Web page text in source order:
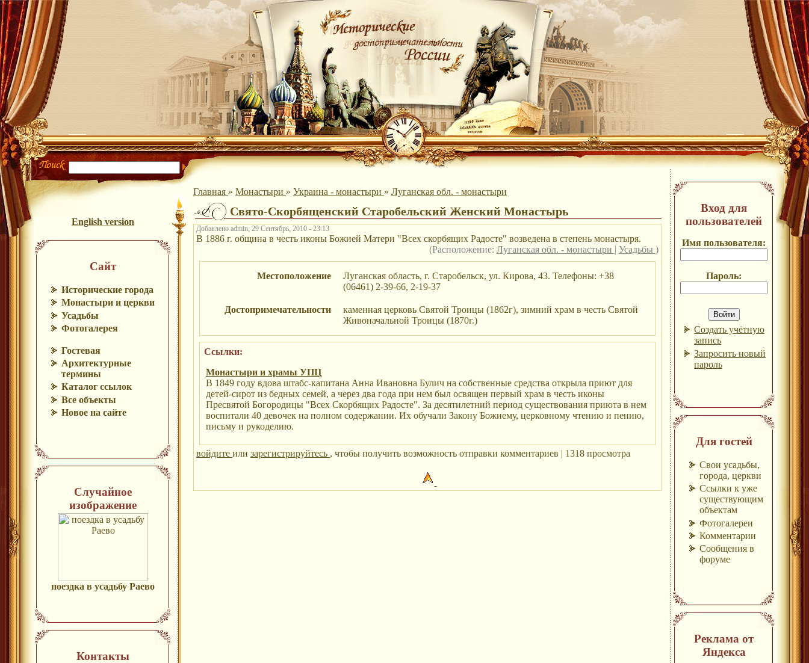
English version
Сайт
Исторические города
Монастыри и церкви
Усадьбы
Фотогалерея
Гостевая
Архитектурные
термины
Каталог ссылок
Все объекты
Новое на сайте
Случайное
изображение
поездка в усадьбу Раево
Контакты
Главная » Монастыри » Украина - монастыри » Луганская обл. - монастыри
Свято-Скорбященский Старобельский Женский Монастырь
Добавлено admin, 29 Сентябрь, 2010 - 23:13
В 1886 г. община в честь иконы Божией Матери "Всех скорбящих Радосте" возведена в степень монастыря.
(Расположение: Луганская обл. - монастыри | Усадьбы )
Местоположение
Луганская область, г. Старобельск, ул. Кирова, 43. Телефоны: +38
(06461) 2-39-66, 2-19-37
Достопримечательности
каменная церковь Святой Троицы (1862г), зимний храм в честь Святой
Живоначальной Троицы (1870г.)
Ссылки:
Монастыри и храмы УПЦ
В 1849 году вдова штабс-капитана Анна Ивановна Булич на собственные средства открыла приют для
детей-сирот из бедных семей, а через два года при нем был освящен первый храм в честь иконы
Пресвятой Богородицы "Всех Скорбящих Радосте". За десятилетний период существования приюта в нем
воспитали 40 девочек на полном содержании. Их обучали Закону Божиему, церковному чтению и пению,
письму и рукоделию.
войдите или зарегистрируйтесь , чтобы получить возможность отправки комментариев | 1318 просмотра
Вход для
пользователей
Имя пользователя:
Пароль:
Создать учётную
запись
Запросить новый
пароль
Для гостей
Свои усадьбы,
города, церкви
Ссылки к уже
существующим
объектам
Фотогалереи
Комментарии
Сообщения в
форуме
Реклама от
Яндекса